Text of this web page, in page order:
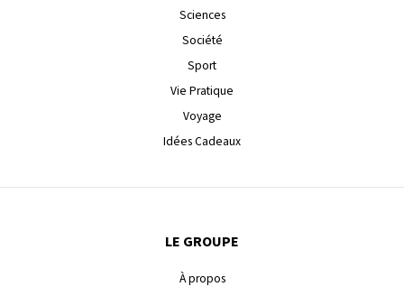
Sciences
Société
Sport
Vie Pratique
Voyage
Idées Cadeaux
LE GROUPE
À propos